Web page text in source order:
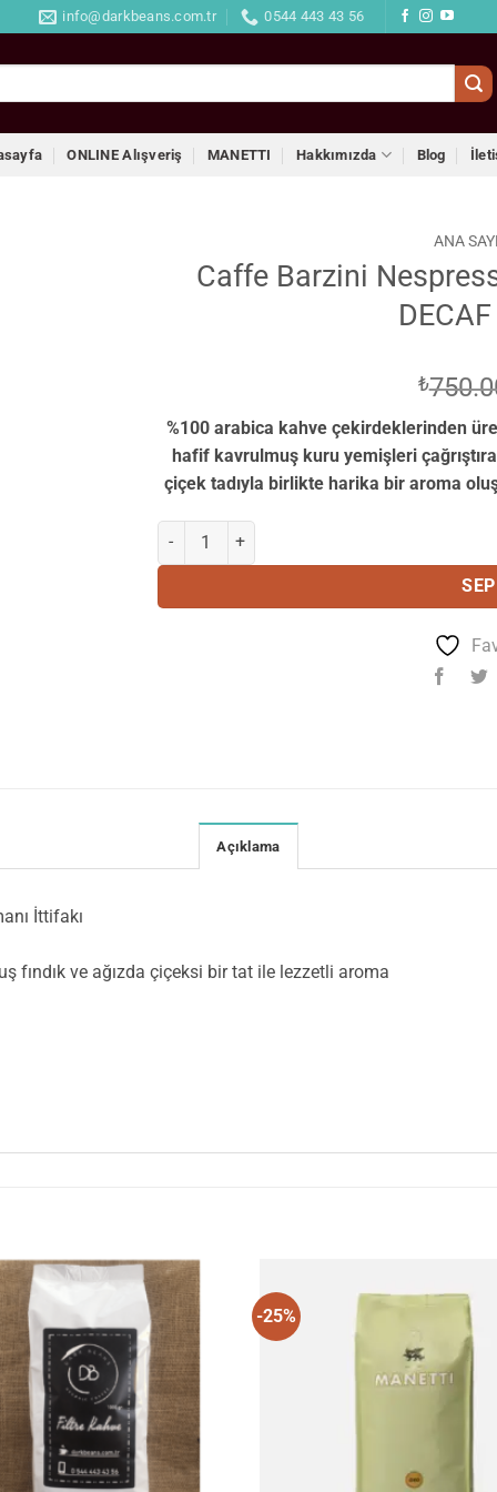
info@darkbeans.com.tr 0544 443 43 56
ONLINE Alışveriş MANETTI Hakkımızda Blog
ANA
Caffe Barzini
₺
%100 arabica kahve çekirdeklerinden
hafif kavrulmuş kuru yemişleri
çiçek tadıyla birlikte harika bir aroma
Caffe Barzini Nespresso® Uyumlu Kapsül
Açıklama
İttifakı
fındık ve ağızda çiçeksi bir tat ile lezzetli aroma
Favorilerime
-25%